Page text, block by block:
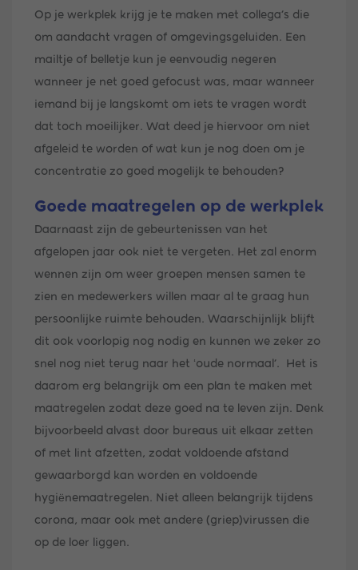
Op je werkplek krijg je te maken met collega’s die
om aandacht vragen of omgevingsgeluiden. Een
mailtje of belletje kun je eenvoudig negeren
wanneer je net goed gefocust was, maar wanneer
iemand bij je langskomt om iets te vragen wordt
dat toch moeilijker. Wat deed je hiervoor om niet
afgeleid te worden of wat kun je nog doen om je
concentratie zo goed mogelijk te behouden?
Goede maatregelen op de werkplek
Daarnaast zijn de gebeurtenissen van het
afgelopen jaar ook niet te vergeten. Het zal enorm
wennen zijn om weer groepen mensen samen te
zien en medewerkers willen maar al te graag hun
persoonlijke ruimte behouden. Waarschijnlijk blijft
dit ook voorlopig nog nodig en kunnen we zeker zo
snel nog niet terug naar het ‘oude normaal’. Het is
daarom erg belangrijk om een plan te maken met
maatregelen zodat deze goed na te leven zijn. Denk
bijvoorbeeld alvast door bureaus uit elkaar zetten
of met lint afzetten, zodat voldoende afstand
gewaarborgd kan worden en voldoende
hygiënemaatregelen. Niet alleen belangrijk tijdens
corona, maar ook met andere (griep)virussen die
op de loer liggen.